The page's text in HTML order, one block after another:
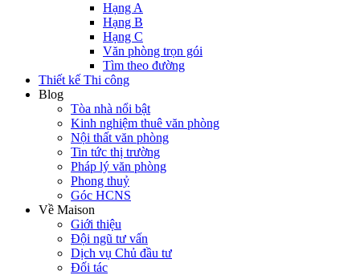
Hạng A
Hạng B
Hạng C
Văn phòng trọn gói
Tìm theo đường
Thiết kế Thi công
Blog
Tòa nhà nổi bật
Kinh nghiệm thuê văn phòng
Nội thất văn phòng
Tin tức thị trường
Pháp lý văn phòng
Phong thuỷ
Góc HCNS
Về Maison
Giới thiệu
Đội ngũ tư vấn
Dịch vụ Chủ đầu tư
Đối tác